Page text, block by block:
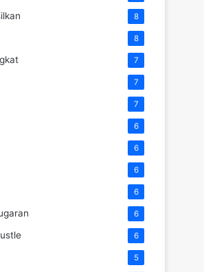
8
8
7
7
7
6
6
6
6
6
6
5